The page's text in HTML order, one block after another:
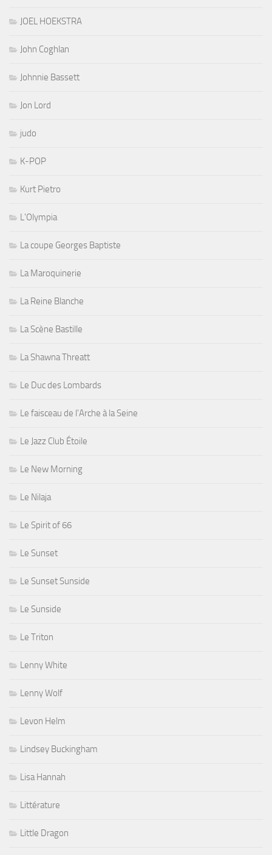
JOEL HOEKSTRA
John Coghlan
Johnnie Bassett
Jon Lord
judo
K-POP
Kurt Pietro
L'Olympia
La coupe Georges Baptiste
La Maroquinerie
La Reine Blanche
La Scène Bastille
La Shawna Threatt
Le Duc des Lombards
Le faisceau de l'Arche à la Seine
Le Jazz Club Étoile
Le New Morning
Le Nilaja
Le Spirit of 66
Le Sunset
Le Sunset Sunside
Le Sunside
Le Triton
Lenny White
Lenny Wolf
Levon Helm
Lindsey Buckingham
Lisa Hannah
Littérature
Little Dragon